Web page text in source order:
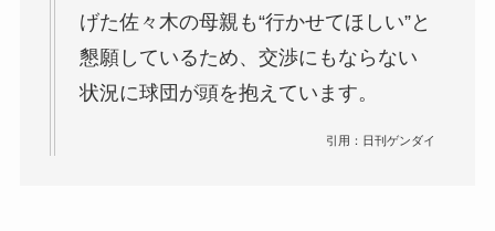
げた佐々木の母親も“行かせてほしい”と
懇願しているため、交渉にもならない
状況に球団が頭を抱えています。
引用：日刊ゲンダイ